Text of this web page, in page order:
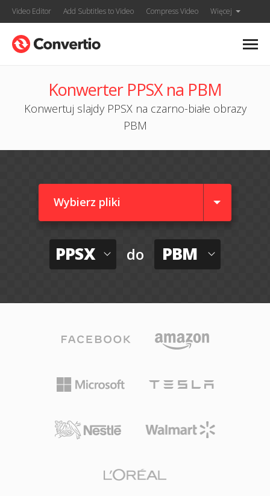
Video Editor Add Subtitles to Video Compress Video Więcej
Konwerter PPSX na PBM
Konwertuj slajdy PPSX na czarno-białe obrazy
PBM
Wybierz pliki
PPSX do PBM